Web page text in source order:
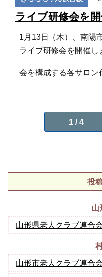
ライブ研修会を開
1月13日（木）、南陽
ライブ研修会を開催し
会を構成する各サロン
1 / 4
投
山
山形県老人クラブ連合会
山形市老人クラブ連合会